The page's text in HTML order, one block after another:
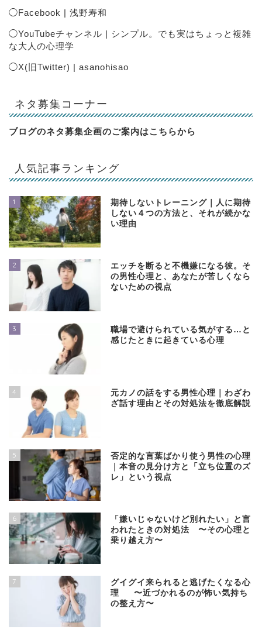
◯Facebook | 浅野寿和
◯YouTubeチャンネル | シンプル。でも実はちょっと複雑
な大人の心理学
◯X(旧Twitter) | asanohisao
ネタ募集コーナー
ブログのネタ募集企画のご案内はこちらから
人気記事ランキング
1
期待しないトレーニング｜人に期待
しない４つの方法と、それが続かな
い理由
2
エッチを断ると不機嫌になる彼。そ
の男性心理と、あなたが苦しくなら
ないための視点
3
職場で避けられている気がする…と
感じたときに起きている心理
4
元カノの話をする男性心理｜わざわ
ざ話す理由とその対処法を徹底解説
5
否定的な言葉ばかり使う男性の心理
｜本音の見分け方と「立ち位置のズ
レ」という視点
6
「嫌いじゃないけど別れたい」と言
われたときの対処法 〜その心理と
乗り越え方〜
7
グイグイ来られると逃げたくなる心
理 〜近づかれるのが怖い気持ち
の整え方〜